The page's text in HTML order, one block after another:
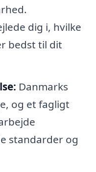
dig i, hvilke
bedst til dit
Danmarks
og et fagligt
standarder og